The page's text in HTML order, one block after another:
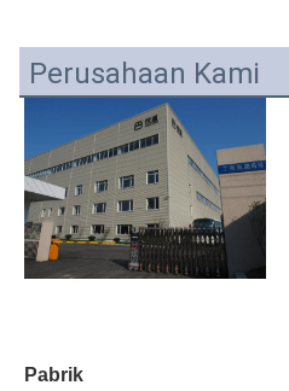
Perusahaan Kami
Pabrik